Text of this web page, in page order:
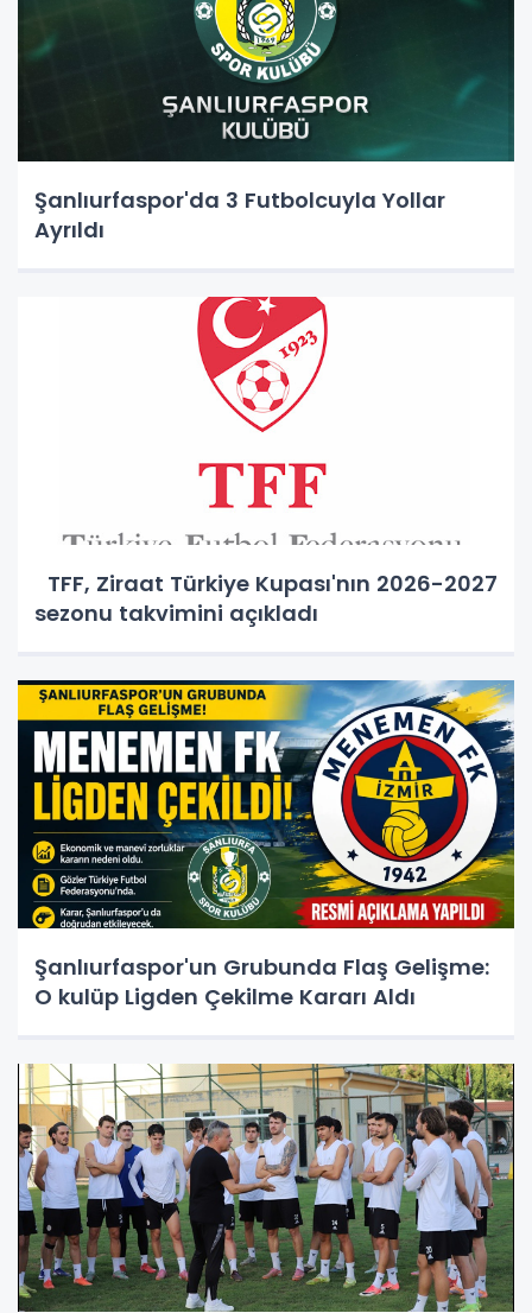
Şanlıurfaspor'da 3 Futbolcuyla Yollar
Ayrıldı
TFF, Ziraat Türkiye Kupası'nın 2026-2027
sezonu takvimini açıkladı
Şanlıurfaspor'un Grubunda Flaş Gelişme:
O kulüp Ligden Çekilme Kararı Aldı